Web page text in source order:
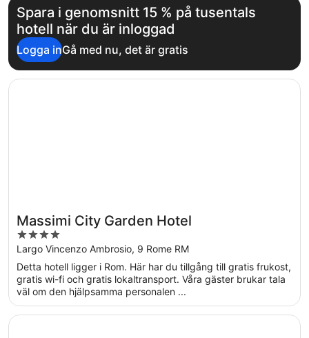
Spara i genomsnitt 15 % på tusentals
hotell när du är inloggad
Logga inGå med nu, det är gratis
Massimi City Garden Hotel
4
out
of
5
Largo Vincenzo Ambrosio, 9 Rome RM
Detta hotell ligger i Rom. Här har du tillgång till gratis frukost,
gratis wi-fi och gratis lokaltransport. Våra gäster brukar tala
väl om den hjälpsamma personalen ...
Öppnas i ett nytt fönster
Massimi City Garden Hotel
Öppnas i ett nytt fönster
The Hive Hotel